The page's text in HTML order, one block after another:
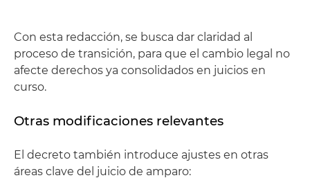
Con esta redacción, se busca dar claridad al
proceso de transición, para que el cambio legal no
afecte derechos ya consolidados en juicios en
curso.
Otras modificaciones relevantes
El decreto también introduce ajustes en otras
áreas clave del juicio de amparo: